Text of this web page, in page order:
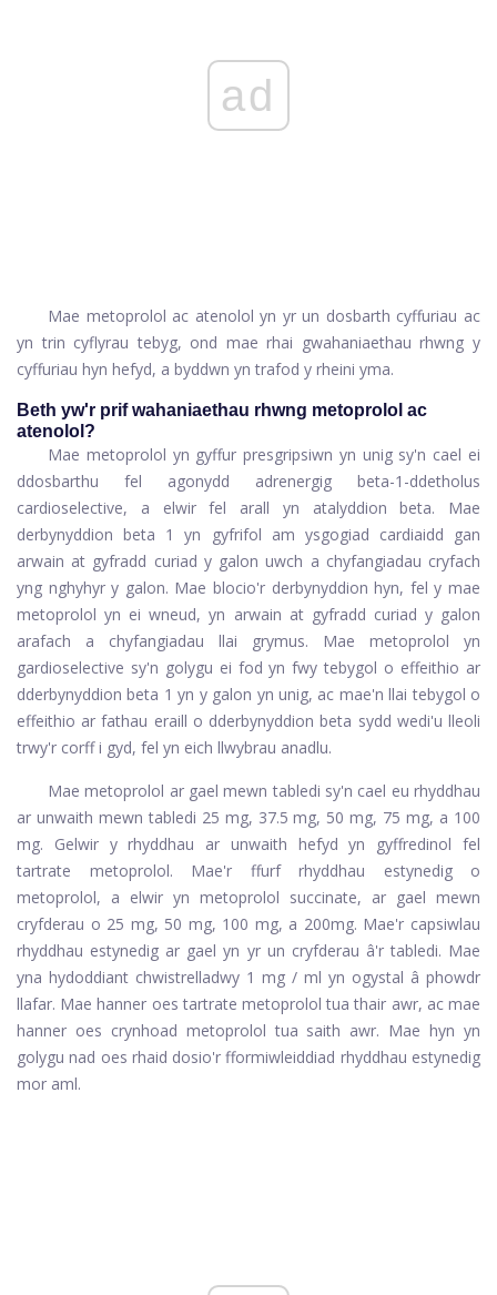
ad
Mae metoprolol ac atenolol yn yr un dosbarth cyffuriau ac
yn trin cyflyrau tebyg, ond mae rhai gwahaniaethau rhwng y
cyffuriau hyn hefyd, a byddwn yn trafod y rheini yma.
Beth yw'r prif wahaniaethau rhwng metoprolol ac
atenolol?
Mae metoprolol yn gyffur presgripsiwn yn unig sy'n cael ei
ddosbarthu fel agonydd adrenergig beta-1-ddetholus
cardioselective, a elwir fel arall yn atalyddion beta. Mae
derbynyddion beta 1 yn gyfrifol am ysgogiad cardiaidd gan
arwain at gyfradd curiad y galon uwch a chyfangiadau cryfach
yng nghyhyr y galon. Mae blocio'r derbynyddion hyn, fel y mae
metoprolol yn ei wneud, yn arwain at gyfradd curiad y galon
arafach a chyfangiadau llai grymus. Mae metoprolol yn
gardioselective sy'n golygu ei fod yn fwy tebygol o effeithio ar
dderbynyddion beta 1 yn y galon yn unig, ac mae'n llai tebygol o
effeithio ar fathau eraill o dderbynyddion beta sydd wedi'u lleoli
trwy'r corff i gyd, fel yn eich llwybrau anadlu.
Mae metoprolol ar gael mewn tabledi sy'n cael eu rhyddhau
ar unwaith mewn tabledi 25 mg, 37.5 mg, 50 mg, 75 mg, a 100
mg. Gelwir y rhyddhau ar unwaith hefyd yn gyffredinol fel
tartrate metoprolol. Mae'r ffurf rhyddhau estynedig o
metoprolol, a elwir yn metoprolol succinate, ar gael mewn
cryfderau o 25 mg, 50 mg, 100 mg, a 200mg. Mae'r capsiwlau
rhyddhau estynedig ar gael yn yr un cryfderau â'r tabledi. Mae
yna hydoddiant chwistrelladwy 1 mg / ml yn ogystal â phowdr
llafar. Mae hanner oes tartrate metoprolol tua thair awr, ac mae
hanner oes crynhoad metoprolol tua saith awr. Mae hyn yn
golygu nad oes rhaid dosio'r fformiwleiddiad rhyddhau estynedig
mor aml.